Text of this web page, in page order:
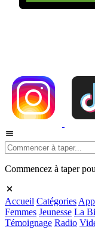
Commencez à taper
Accueil Catégories
Femmes Jeunesse La
Témoignage Radio